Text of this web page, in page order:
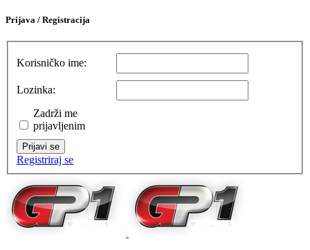
Prijava / Registracija
Korisničko ime:
Lozinka:
Zadrži me
prijavljenim
Prijavi se
Registriraj se